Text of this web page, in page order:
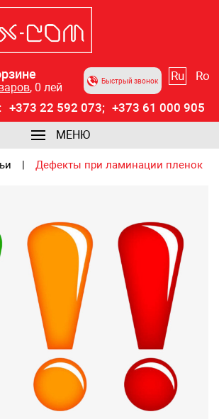
, 0 лей Быстрый звонок Ru Ro
+373 22 592 073; +373 61 000 905
МЕНЮ
Дефекты при ламинации пленок